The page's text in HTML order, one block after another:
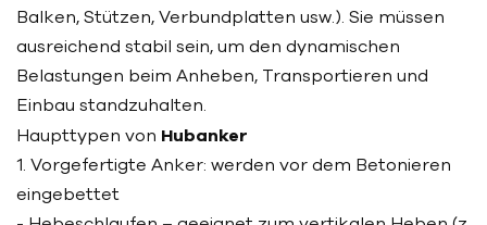
Balken, Stützen, Verbundplatten usw.). Sie müssen
ausreichend stabil sein, um den dynamischen
Belastungen beim Anheben, Transportieren und
Einbau standzuhalten.
Haupttypen von Hubanker
1. Vorgefertigte Anker: werden vor dem Betonieren
eingebettet